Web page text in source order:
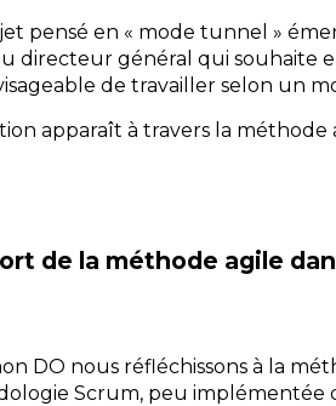
pensé en « mode tunnel »
directeur général qui souhaite
de travailler selon un
apparaît à travers la
de la méthode agile
DO nous réfléchissons à la
Scrum, peu implémentée